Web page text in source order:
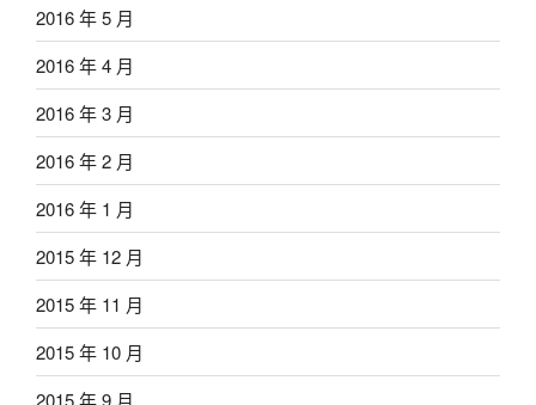
2016 年 5 月
2016 年 4 月
2016 年 3 月
2016 年 2 月
2016 年 1 月
2015 年 12 月
2015 年 11 月
2015 年 10 月
2015 年 9 月